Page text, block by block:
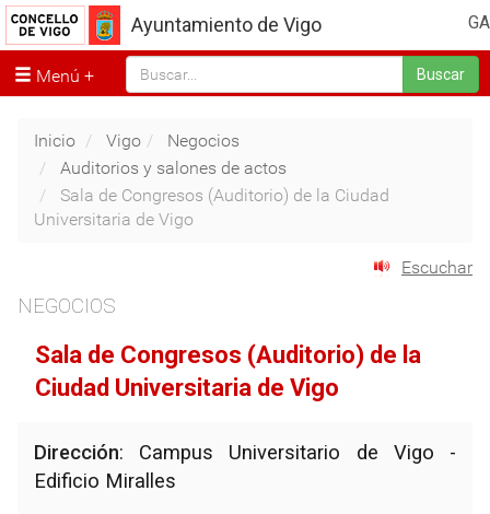
GA
Ayuntamiento de Vigo
Menú Buscar
Inicio Vigo
Negocios
Auditorios y salones de actos
Sala de Congresos (Auditorio) de la Ciudad
Universitaria de Vigo
Escuchar
NEGOCIOS
Sala de Congresos (Auditorio) de la
Ciudad Universitaria de Vigo
Dirección: Campus Universitario de Vigo -
Edificio Miralles